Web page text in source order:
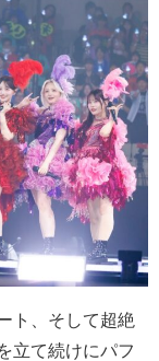
ト、そして超絶
立て続けにパフ